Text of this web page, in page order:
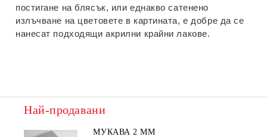
постигане на блясък, или еднакво сатенено
излъчване на цветовете в картината, е добре да се
нанесат подходящи акрилни крайни лакове.
Най-продавани
МУКАВА 2 ММ